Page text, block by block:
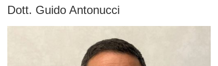
Dott. Guido Antonucci